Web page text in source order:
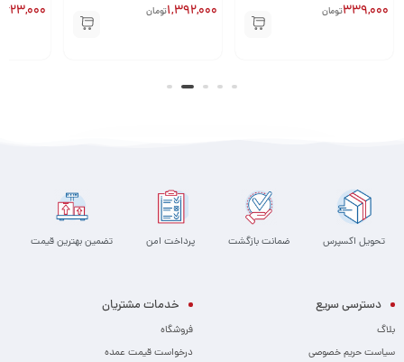
339,000تومان 1,392,000تومان
تحویل اکسپرس ضمانت بازگشت پرداخت امن تضمین بهترین قیمت
دسترسی سریع
بلاگ
سیاست حریم خصوصی
خدمات مشتریان
فروشگاه
درخواست قیمت عمده